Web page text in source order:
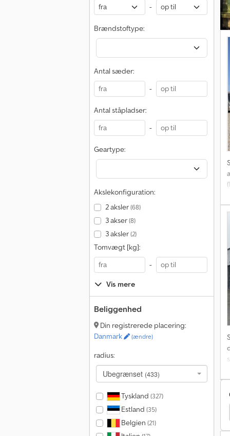
-
Brændstoftype:
Antal sæder:
-
Antal ståpladser:
-
Geartype:
Akslekonfiguration:
2 aksler(68)
3 akser(8)
3 aksler(2)
Tomvægt [kg]:
-
Vis mere
Beliggenhed
Din registrerede placering:
Danmark
(ændre)
radius:
Ubegrænset (433)
Tyskland (327)
Estland (35)
Belgien (21)
Mercedes-Benz Citaro